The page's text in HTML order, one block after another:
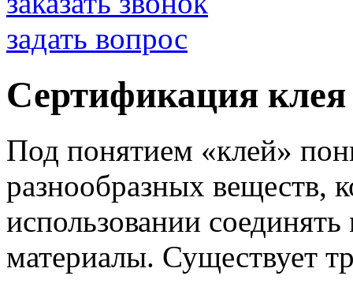
задать вопрос
Сертификация клея
Под понятием «клей»
разнообразных веществ,
использовании
материалы. Существует